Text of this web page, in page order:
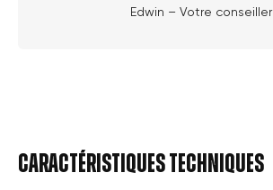
Edwin – Votre conseiller
Caractéristiques techniques